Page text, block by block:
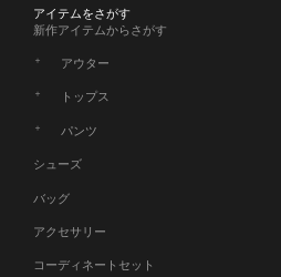
アイテムをさがす
新作アイテムからさがす
アウター
トップス
パンツ
シューズ
バッグ
アクセサリー
コーディネートセット